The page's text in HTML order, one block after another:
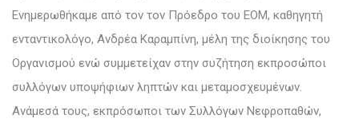
Ενημερωθήκαμε από τον τον Πρόεδρο του ΕΟΜ, καθηγητή
ενταντικολόγο, Ανδρέα Καραμπίνη, μέλη της διοίκησης του
Οργανισμού ενώ συμμετείχαν στην συζήτηση εκπροσώποι
συλλόγων υποψήφιων ληπτών και μεταμοσχευμένων.
Ανάμεσά τους, εκπρόσωποι των Συλλόγων Νεφροπαθών,